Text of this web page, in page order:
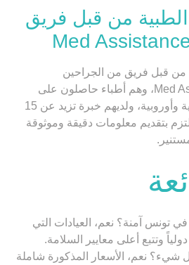
من قبل فريق
من قبل فريق من الجراحين
المتخصصين في Med Assistance، وهم أطباء حاصلون على
شهادات من جامعات تونسية وأوروبية، ولديهم خبرة تزيد عن 15
بتقديم معلومات دقيقة وموثوقة
تونس آمنة؟ نعم، العيادات التي
وتتبع أعلى معايير السلامة.
شيء؟ نعم، الأسعار المذكورة شاملة